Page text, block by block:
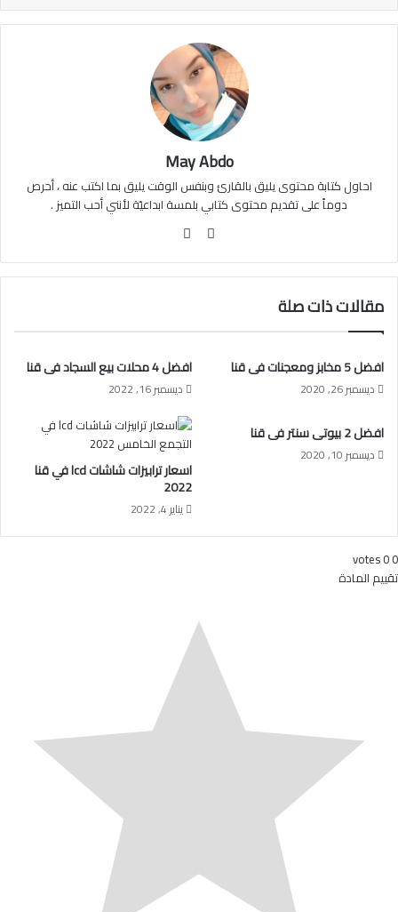
May Abdo
احاول كتابة محتوى يليق بالقارئ وبنفس الوقت يليق بما اكتب عنه ، أحرص
دوماً على تقديم محتوى كتابي بلمسة ابداعيّة لأنني أحب التميز .
مو
الوي وك
مقالات ذات صلة
افضل 5 مخابز ومعجنات فى قنا
ديسمبر 26, 2020
افضل 4 محلات بيع السجاد فى قنا
ديسمبر 16, 2022
افضل 2 بيوتى سنتر فى قنا
ديسمبر 10, 2020
اسعار ترابيزات شاشات lcd في قنا
2022
يناير 4, 2022
0
0
votes
تقييم المادة